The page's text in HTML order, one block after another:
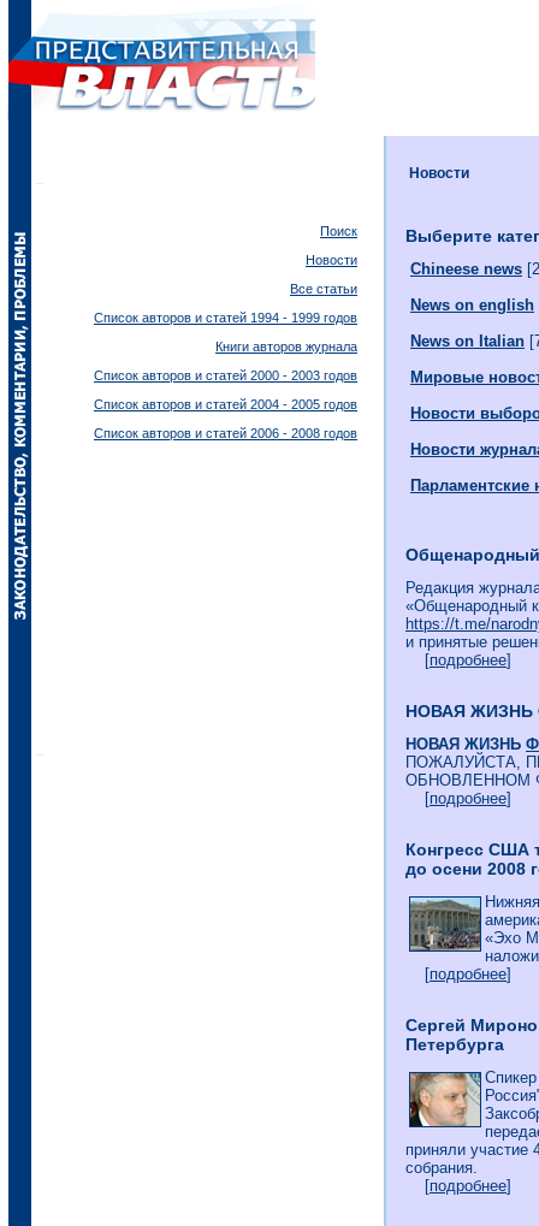
Поиск
Новости
Все статьи
Список авторов и статей 1994 - 1999 годов
Книги авторов журнала
Список авторов и статей 2000 - 2003 годов
Список авторов и статей 2004 - 2005 годов
Список авторов и статей 2006 - 2008 годов
Новости
Выберите
Chineese news
News on english
News on Italian
Мировые
Новости
Новости
Парламентские
Редакция
«Общенародный
https://t.me/
и принятые
[подробнее]
НОВАЯ
НОВАЯ ЖИЗНЬ
ПОЖАЛУЙСТА,
ОБНОВЛЕННОМ
[подробнее]
Конгресс США
до осени 2008
«Эхо
[подробнее]
Сергей
Петербурга
приняли участие
собрания.
[подробнее]